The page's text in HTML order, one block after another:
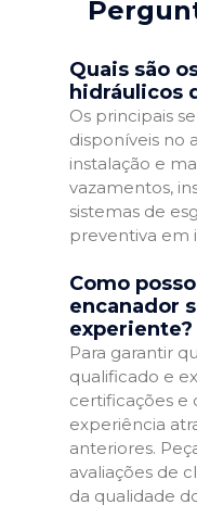
Quais são
hidráulicos
Os principais
disponíveis no
instalação e
vazamentos,
sistemas de
preventiva em
Como
encanador
experiente?
Para garantir
qualificado e
certificações e
experiência
anteriores.
avaliações de
da qualidade